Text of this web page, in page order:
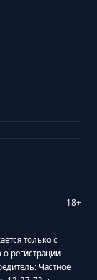
18+
только с
регистрации
Частное